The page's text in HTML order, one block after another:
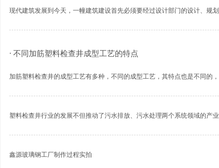
现代建筑发展到今天，一幢建筑建设首先必须要经过设计部门的设计、规
· 不同加筋塑料检查井成型工艺的特点
加筋塑料检查井的成型工艺有多种，不同的成型工艺，其特点也是不同的
塑料检查井行业的发展不但推动了污水排放、污水处理两个系统领域的产
鑫源玻璃钢工厂制作过程实拍